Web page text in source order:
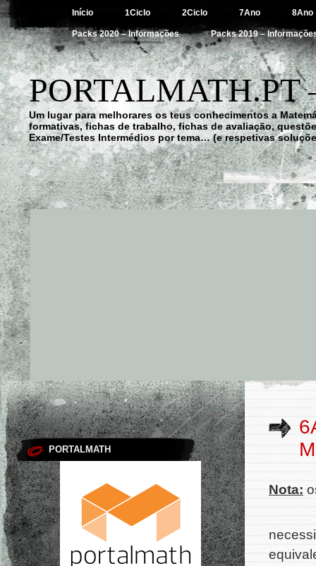
Início 1Ciclo 2Ciclo 7Ano 8Ano
Packs 2020 – Informações Packs 2019 –
Um lugar para melhorares os teus conhecimentos a
formativas, fichas de trabalho, fichas de avaliação,
Exame/Testes Intermédios por tema… (e respetivas
PORTALMATH
Nota: